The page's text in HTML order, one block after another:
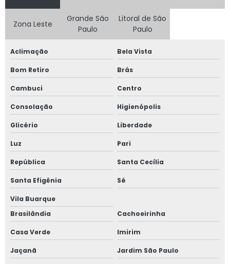
Plataforma girafa locação
Plataformas aéreas locação
Plataformas elevatórias para alugar
Preço aluguel plataforma elevatória
Preço de diária de plataforma elevatória
Preço locação de plataforma elevatória
Pta locação de plataformas
Quanto custa aluguel de plataforma elevatória
Reparo de plataforma elevatória
Zona Leste
Grande São
Paulo
Litoral de São
Paulo
Aclimação Bela Vista
Bom Retiro Brás
Cambuci Centro
Consolação Higienópolis
Glicério Liberdade
Luz Pari
República Santa Cecília
Santa Efigênia Sé
Vila Buarque
Brasilândia
Cachoeirinha
Casa Verde Imirim
Jaçanã Jardim São Paulo